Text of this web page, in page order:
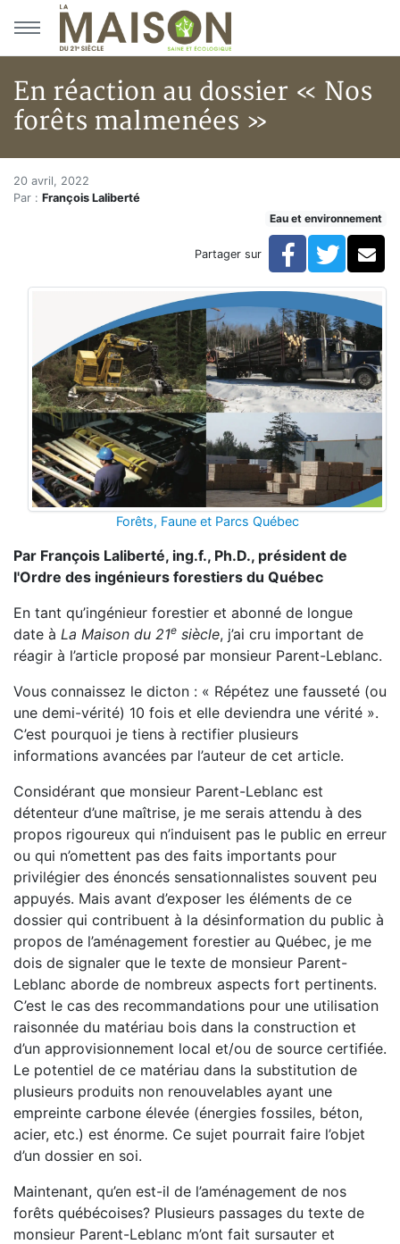
Aller au menu principal
Aller au contenu principal
En réaction au dossier « Nos
forêts malmenées »
Accueil
Articles
En réaction au dossier « Nos forêts malmenées »
En réaction au dossier « Nos
20 avril, 2022
Par : François Laliberté
Eau et environnement
Partager sur Facebook
Forêts, Faune et Parcs Québec
Par François Laliberté, ing.f., Ph.D., président de
l'Ordre des ingénieurs forestiers du Québec
En tant qu’ingénieur forestier et abonné de longue
date à La Maison du 21e siècle, j’ai cru important de
réagir à l’article proposé par monsieur Parent-Leblanc.
Vous connaissez le dicton : « Répétez une fausseté (ou
une demi-vérité) 10 fois et elle deviendra une vérité ».
C’est pourquoi je tiens à rectifier plusieurs
informations avancées par l’auteur de cet article.
Considérant que monsieur Parent-Leblanc est
détenteur d’une maîtrise, je me serais attendu à des
propos rigoureux qui n’induisent pas le public en erreur
ou qui n’omettent pas des faits importants pour
privilégier des énoncés sensationnalistes souvent peu
appuyés. Mais avant d’exposer les éléments de ce
dossier qui contribuent à la désinformation du public à
propos de l’aménagement forestier au Québec, je me
dois de signaler que le texte de monsieur Parent-
Leblanc aborde de nombreux aspects fort pertinents.
C’est le cas des recommandations pour une utilisation
raisonnée du matériau bois dans la construction et
d’un approvisionnement local et/ou de source certifiée.
Le potentiel de ce matériau dans la substitution de
plusieurs produits non renouvelables ayant une
empreinte carbone élevée (énergies fossiles, béton,
acier, etc.) est énorme. Ce sujet pourrait faire l’objet
d’un dossier en soi.
Maintenant, qu’en est-il de l’aménagement de nos
forêts québécoises? Plusieurs passages du texte de
monsieur Parent-Leblanc m’ont fait sursauter et